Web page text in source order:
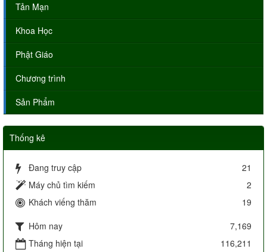
Tản Mạn
Khoa Học
Phật Giáo
Chương trình
Sản Phẩm
Thống kê
Đang truy cập
21
Máy chủ tìm kiếm
2
Khách viếng thăm
19
Hôm nay
7,169
Tháng hiện tại
116,211